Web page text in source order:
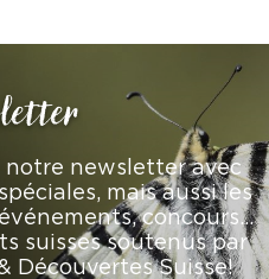
notre newsletter avec
mais aussi les
concours…
suisses soutenus par
Découvertes Suisse!